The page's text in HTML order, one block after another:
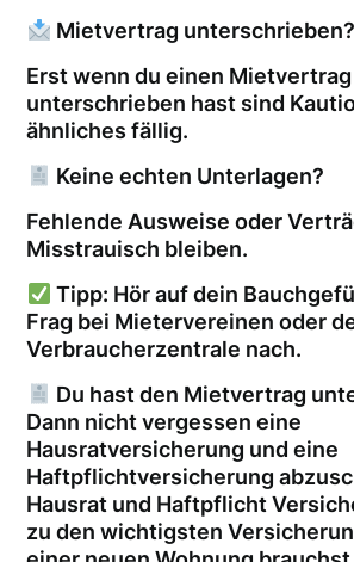
Mietvertrag unterschrieben?
Erst wenn du einen Mietvertrag
unterschrieben hast sind
ähnliches fällig.
Keine echten Unterlagen?
Fehlende Ausweise oder
Misstrauisch bleiben.
Tipp: Hör auf dein
Frag bei Mietervereinen oder
Verbraucherzentrale nach.
Du hast den Mietvertrag
Dann nicht vergessen eine
Hausratversicherung und eine
Haftpflichtversicherung
Hausrat und Haftpflicht
zu den wichtigsten